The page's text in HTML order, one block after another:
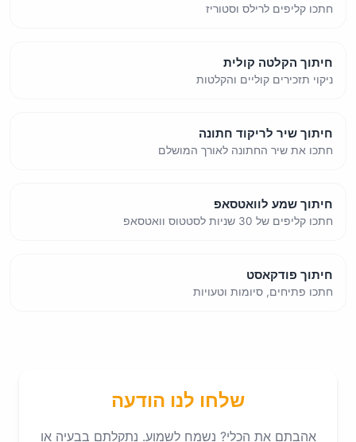
חתכו קליפים לרילס וסטוריז
חיתוך הקלטה קולית
ניקוי תזכירים קוליים והקלטות
חיתוך שיר לריקוד חתונה
חתכו את שיר החתונה לאורך המושלם
חיתוך שמע לוואטסאפ
חתכו קליפים של 30 שניות לסטטוס וואטסאפ
חיתוך פודקאסט
חתכו פתיחים, סיומות וטעויות
שלחו לנו הודעה
אהבתם את הכלי? נשמח לשמוע. נתקלתם בבעיה או